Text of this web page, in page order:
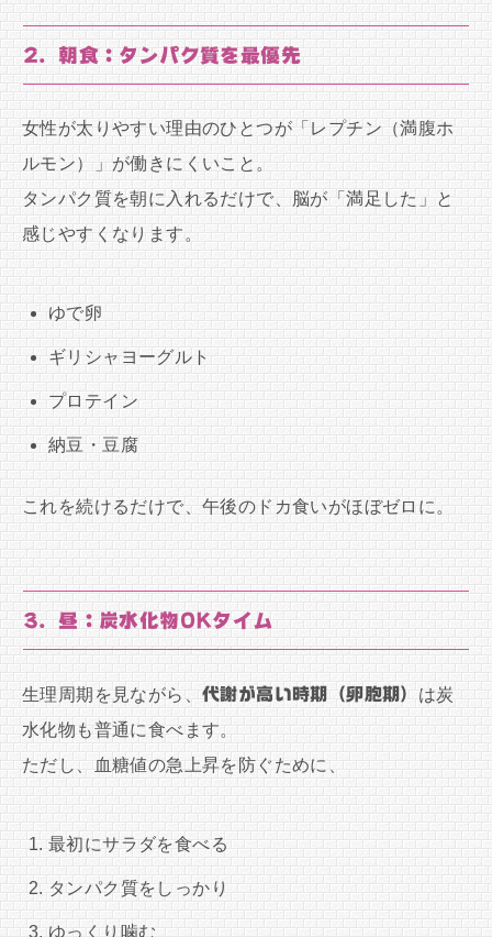
2. 朝食：タンパク質を最優先
女性が太りやすい理由のひとつが「レプチン（満腹ホ
ルモン）」が働きにくいこと。
タンパク質を朝に入れるだけで、脳が「満足した」と
感じやすくなります。
ゆで卵
ギリシャヨーグルト
プロテイン
納豆・豆腐
これを続けるだけで、午後のドカ食いがほぼゼロに。
3. 昼：炭水化物OKタイム
生理周期を見ながら、 代謝が高い時期（卵胞期） は炭
水化物も普通に食べます。
ただし、血糖値の急上昇を防ぐために、
最初にサラダを食べる
タンパク質をしっかり
ゆっくり噛む